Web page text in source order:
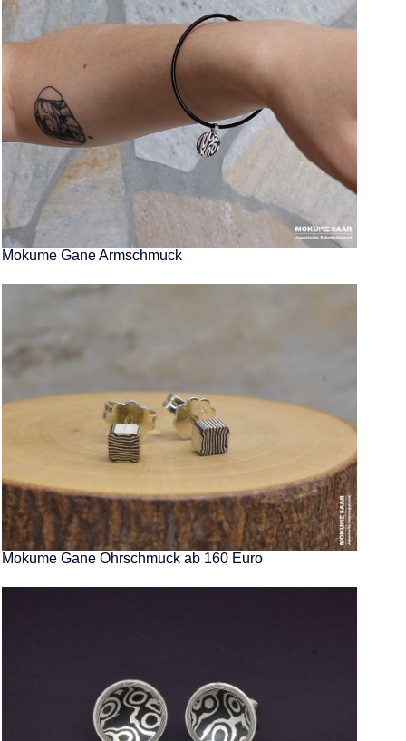
Mokume Gane Armschmuck
Mokume Gane Ohrschmuck ab 160 Euro